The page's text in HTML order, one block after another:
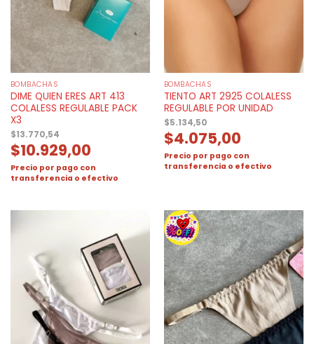
BOMBACHAS
DIME QUIEN ERES ART 413
COLALESS REGULABLE PACK
X3
$13.770,54
$10.929,00
Precio por pago con
transferencia o efectivo
BOMBACHAS
TIENTO ART 2925 COLALESS
REGULABLE POR UNIDAD
$5.134,50
$4.075,00
Precio por pago con
transferencia o efectivo